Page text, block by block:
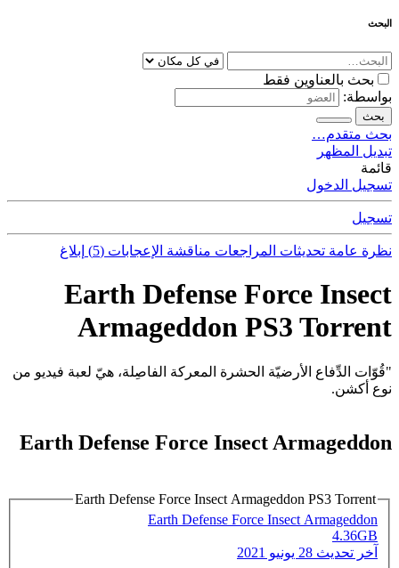
البحث
بحث بالعناوين فقط
بواسطة:
بحث
بحث متقدم…
تبديل المظهر
قائمة
تسجيل الدخول
تسجيل
نظرة عامة تحديثات المراجعات مناقشة الإعجابات (5) إبلاغ
Earth Defense Force Insect
Armageddon PS3 Torrent
"قُوّات الدِّفاع الأرضيّة الحشرة المعركة الفاصِلة، هيّ لعبة فيديو من
نوع أكشن.
Earth Defense Force Insect Armageddon
Earth Defense Force Insect Armageddon PS3 Torrent
Earth Defense Force Insect Armageddon
4.36GB
آخر تحديث 28 يونيو 2021